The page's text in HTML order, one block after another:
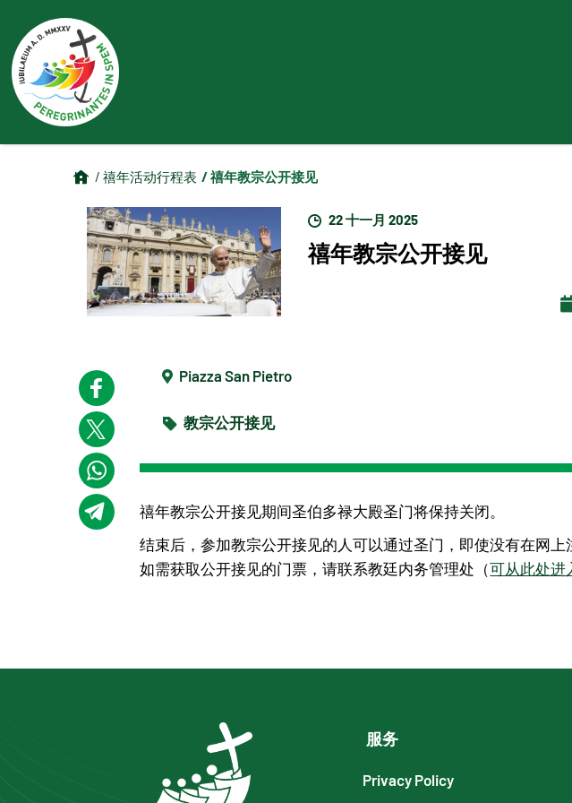
/ 禧年活动行程表 / 禧年教宗公开接见
22 十一月 2025
禧年教宗公开接见
Piazza San Pietro
教宗公开接见
禧年教宗公开接见期间圣伯多禄大殿圣门将保持关闭。
结束后，参加教宗公开接见的人可以通过圣门，即使没有在网上
如需获取公开接见的门票，请联系教廷内务管理处（可从此处进
服务
Privacy Policy